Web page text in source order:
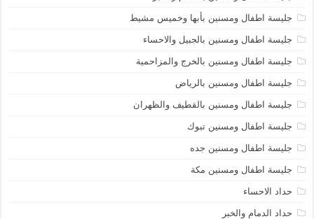
جليسة اطفال ومسنين بأبها وخميس مشيط
جليسة اطفال ومسنين بالجبيل والاحساء
جليسة اطفال ومسنين بالخرج والمزاحمية
جليسة اطفال ومسنين بالرياض
جليسة اطفال ومسنين بالقطيف والظهران
جليسة اطفال ومسنين تبوك
جليسة اطفال ومسنين جده
جليسة اطفال ومسنين مكة
حداد الاحساء
حداد الدمام والخبر